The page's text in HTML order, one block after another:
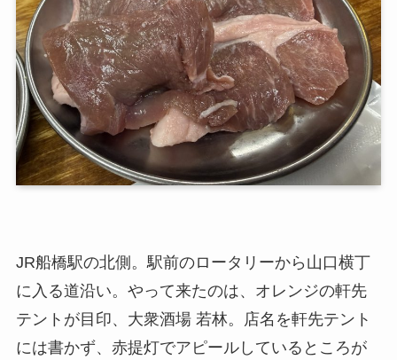
JR船橋駅の北側。駅前のロータリーから山口横丁
に入る道沿い。やって来たのは、オレンジの軒先
テントが目印、大衆酒場 若林。店名を軒先テント
には書かず、赤提灯でアピールしているところが